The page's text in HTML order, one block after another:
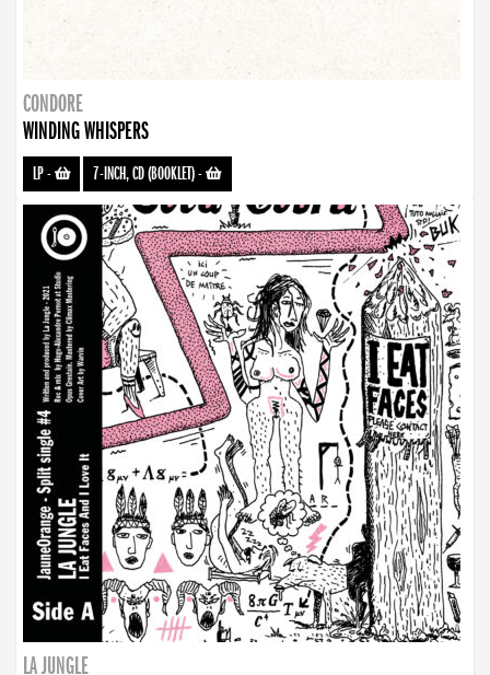
CONDORE
WINDING WHISPERS
LP- 7-INCH, CD (BOOKLET)-
LA JUNGLE